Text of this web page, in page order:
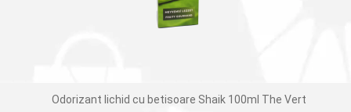
Odorizant lichid cu betisoare Shaik 100ml The Vert